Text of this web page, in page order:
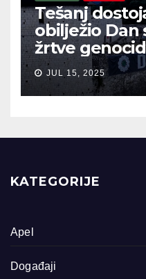
Tešanj
obilježio Dan
žrtve
JUL 15, 2025
KATEGORIJE
Apel
Događaji